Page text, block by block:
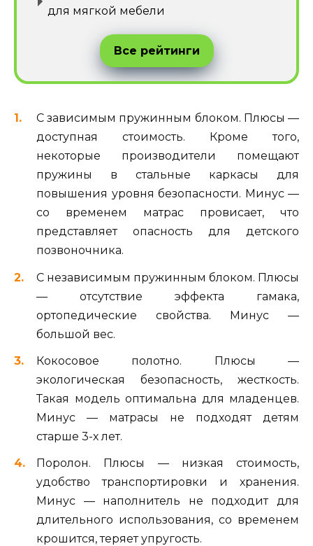
для мягкой мебели
Все рейтинги
С зависимым пружинным блоком. Плюсы —
доступная стоимость. Кроме того,
некоторые производители помещают
пружины в стальные каркасы для
повышения уровня безопасности. Минус —
со временем матрас провисает, что
представляет опасность для детского
позвоночника.
С независимым пружинным блоком. Плюсы
— отсутствие эффекта гамака,
ортопедические свойства. Минус —
большой вес.
Кокосовое полотно. Плюсы —
экологическая безопасность, жесткость.
Такая модель оптимальна для младенцев.
Минус — матрасы не подходят детям
старше 3-х лет.
Поролон. Плюсы — низкая стоимость,
удобство транспортировки и хранения.
Минус — наполнитель не подходит для
длительного использования, со временем
крошится, теряет упругость.